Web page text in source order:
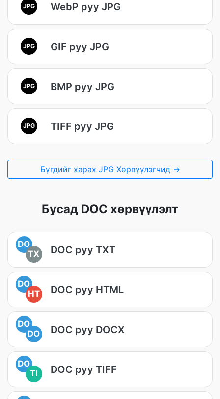
JPG WebP руу JPG
JPG GIF руу JPG
JPG BMP руу JPG
JPG TIFF руу JPG
Бүгдийг харах JPG Хөрвүүлэгчид →
Бусад DOC хөрвүүлэлт
DO
TX
DOC руу TXT
DO
HT
DOC руу HTML
DO
DO
DOC руу DOCX
DO
TI
DOC руу TIFF